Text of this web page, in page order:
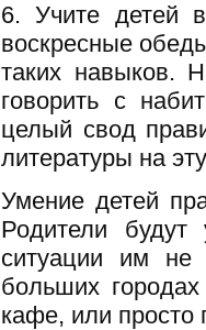
6. Учите детей
воскресные
таких навыков.
говорить с
целый свод
литературы на
Умение детей
Родители
ситуации им не
больших
кафе, или просто